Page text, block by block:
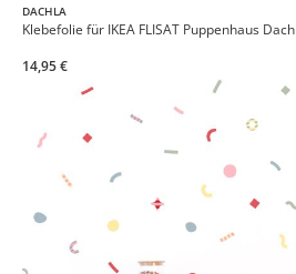
DACHLA
Klebefolie für IKEA FLISAT Puppenhaus Dach
14,95 €